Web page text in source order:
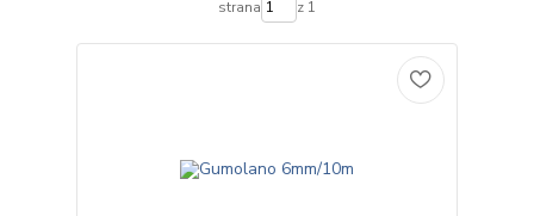
strana z 1